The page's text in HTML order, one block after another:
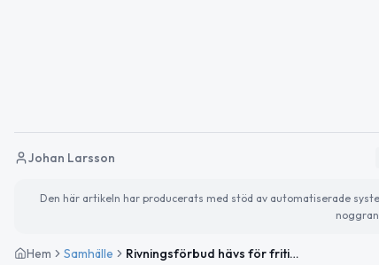
Johan Larsson
Den här artikeln har producerats med stöd av automatiserade
Hem Samhälle Rivningsförbud hävs för fritidshus vid Skrea strand